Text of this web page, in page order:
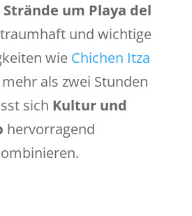
Strände um Playa del
und wichtige
wie Chichen Itza
als zwei Stunden
sich Kultur und
hervorragend